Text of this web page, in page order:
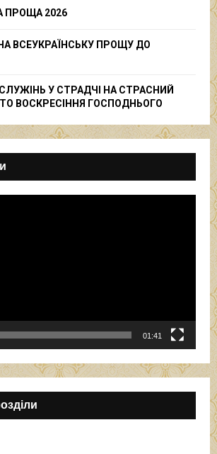
ПРОЩА 2026
ВСЕУКРАЇНСЬКУ ПРОЩУ ДО
У СТРАДЧІ НА СТРАСНИЙ
ВОСКРЕСІННЯ ГОСПОДНЬОГО
01:41